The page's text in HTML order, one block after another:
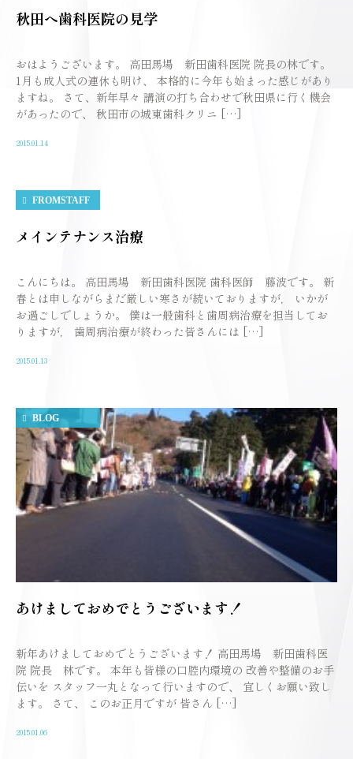
秋田へ歯科医院の見学
おはようございます。 高田馬場 新田歯科医院 院長の林です。
1月も成人式の連休も明け、 本格的に今年も始まった感じがあり
ますね。 さて、新年早々 講演の打ち合わせで秋田県に行く機会
があったので、 秋田市の城東歯科クリニ […]
2015.01.14
FROMSTAFF
メインテナンス治療
こんにちは。 高田馬場 新田歯科医院 歯科医師 藤波です。 新
春とは申しながらまだ厳しい寒さが続いておりますが， いかが
お過ごしでしょうか。 僕は一般歯科と歯周病治療を担当してお
りますが， 歯周病治療が終わった皆さんには […]
2015.01.13
BLOG
あけましておめでとうございます！
新年あけましておめでとうございます！ 高田馬場 新田歯科医
院 院長 林です。 本年も皆様の口腔内環境の 改善や整備のお手
伝いを スタッフ一丸となって行いますので、 宜しくお願い致し
ます。 さて、 このお正月ですが 皆さん […]
2015.01.06